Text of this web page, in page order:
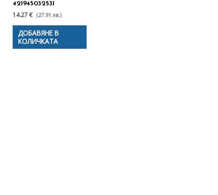
421945032531
14.27 € (27.91 лв.)
ДОБАВЯНЕ В
КОЛИЧКАТА